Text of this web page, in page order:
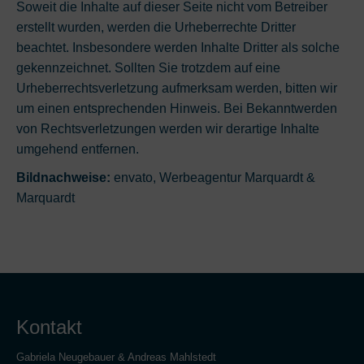
Soweit die Inhalte auf dieser Seite nicht vom Betreiber
erstellt wurden, werden die Urheberrechte Dritter
beachtet. Insbesondere werden Inhalte Dritter als solche
gekennzeichnet. Sollten Sie trotzdem auf eine
Urheberrechtsverletzung aufmerksam werden, bitten wir
um einen entsprechenden Hinweis. Bei Bekanntwerden
von Rechtsverletzungen werden wir derartige Inhalte
umgehend entfernen.
Bildnachweise: envato, Werbeagentur Marquardt &
Marquardt
Kontakt
Gabriela Neugebauer & Andreas Mahlstedt